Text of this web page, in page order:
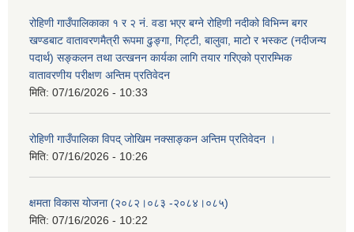
रोहिणी गाउँपालिकाका १ र २ नं. वडा भएर बग्ने रोहिणी नदीको विभिन्न बगर
खण्डबाट वातावरणमैत्री रूपमा ढुङ्गा, गिट्टी, बालुवा, माटो र भस्कट (नदीजन्य
पदार्थ) सङ्कलन तथा उत्खनन कार्यका लागि तयार गरिएको प्रारम्भिक
वातावरणीय परीक्षण अन्तिम प्रतिवेदन
मिति: 07/16/2026 - 10:33
रोहिणी गाउँपालिका विपद् जोखिम नक्साङ्कन अन्तिम प्रतिवेदन ।
मिति: 07/16/2026 - 10:26
क्षमता विकास योजना (२०८२।०८३‍ -२०८४।०८५)
मिति: 07/16/2026 - 10:22